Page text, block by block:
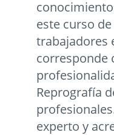
este curso
trabajadores
corresponde
Reprografía
experto y